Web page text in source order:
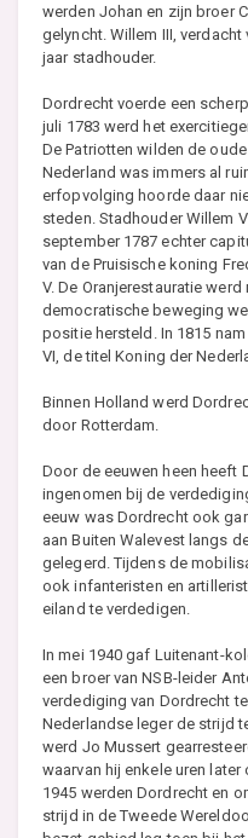
werden Johan en zijn broer
gelyncht. Willem III,
jaar stadhouder.
Dordrecht voerde een
juli 1783 werd het
De Patriotten wilden de
Nederland was immers al
erfopvolging hoorde daar
steden. Stadhouder Willem
september 1787 echter
van de Pruisische koning
V. De Oranjerestauratie
democratische beweging
positie hersteld. In 1815
VI, de titel Koning der
Binnen Holland werd
door Rotterdam.
Door de eeuwen heen heeft
ingenomen bij de
eeuw was Dordrecht ook
aan Buiten Walevest langs
gelegerd. Tijdens de
ook infanteristen en
eiland te verdedigen.
In mei 1940 gaf Luitenant-
een broer van NSB-leider
verdediging van Dordrecht
Nederlandse leger de strijd
werd Jo Mussert
waarvan hij enkele uren later
1945 werden Dordrecht en
strijd in de Tweede